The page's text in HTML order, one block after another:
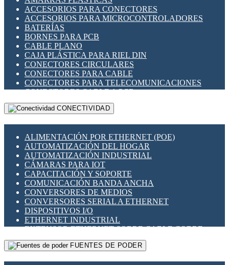
INDICADORES PARA PANEL
INTERFACES DE RELÉ
INTERRUPTORES FIN DE CARRERA
LLAVES CONMUTADORAS
MEDIDORES DE ENERGÍA Y TC'S DE CORRIENTE
MOTORES PASO A PASO
PANTALLAS HMI
PLC -CONTROLADORES LÓGICO PROGRAMABLES
PROGRAMADORES DE HORARIO
RELÉS DE PROTECCIÓN
SENSORES CAPACITIVOS
SENSORES INDUCTIVOS
TEMPORIZADORES
VARIACS
VARIADORES DE FRECUENCIA [VDF]
SECCIONADORES - INTERRUPTORES
MAQUINARIA
ACCESORIOS PARA CONECTORES
ACCESORIOS PARA MICROCONTROLADORES
BATERÍAS
BORNES PARA PCB
CABLE PLANO
CAJA PLÁSTICA PARA RIEL DIN
CONECTORES CIRCULARES
CONECTORES PARA CABLE
CONECTORES PARA TELECOMUNICACIONES
CONECTORES CABLE A PCB
CONECTORES PCB A CABLE
DIP SWITCHES
HERRAMIENTAS VARIAS
ILUMINACIÓN LED
INTERRUPTORES REED
INTERFACES DE RELÉ
OTROS RELÉS
PROTECCIÓN TÉRMICA
RELÉS AUTOMOTRICES
RELÉS DE SEÑAL
RELÉS DE ESTADO SÓLIDO SSR
RELÉS INDUSTRIALES
RELÉS MINIATURA DE POTENCIA
SENSORES MAGNÉTICOS
CONECTIVIDAD
ALIMENTACIÓN POR ETHERNET (POE)
AUTOMATIZACIÓN DEL HOGAR
AUTOMATIZACIÓN INDUSTRIAL
CÁMARAS PARA IOT
CAPACITACIÓN Y SOPORTE
COMUNICACIÓN BANDA ANCHA
CONVERSORES DE MEDIOS
CONVERSORES SERIAL A ETHERNET
DISPOSITIVOS I/O
ETHERNET INDUSTRIAL
EXTENSOR ETHERNET SOBRE CABLE COBRE
GATEWAY LORAWAN
GESTIÓN DE REDESFUENTES DE PODER